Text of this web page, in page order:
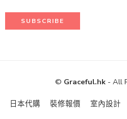
© Graceful.hk- All
日本代購 裝修報價 室內設計